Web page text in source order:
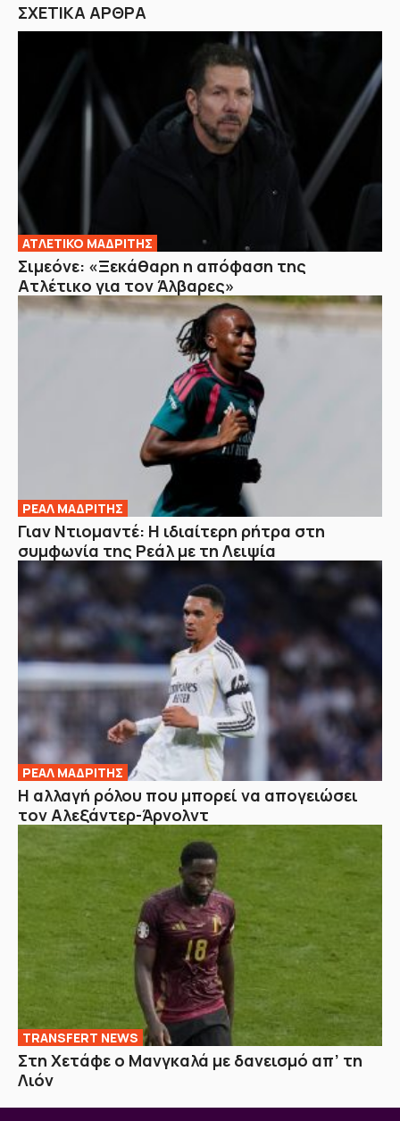
ΣΧΕΤΙΚΑ ΑΡΘΡΑ
ΑΤΛΕΤΙΚΟ ΜΑΔΡΙΤΗΣ
Σιμεόνε: «Ξεκάθαρη η απόφαση της
Ατλέτικο για τον Άλβαρες»
ΡΕΑΛ ΜΑΔΡΙΤΗΣ
Γιαν Ντιομαντέ: Η ιδιαίτερη ρήτρα στη
συμφωνία της Ρεάλ με τη Λειψία
ΡΕΑΛ ΜΑΔΡΙΤΗΣ
Η αλλαγή ρόλου που μπορεί να απογειώσει
τον Αλεξάντερ-Άρνολντ
TRANSFERT NEWS
Στη Χετάφε ο Μανγκαλά με δανεισμό απ’ τη
Λιόν